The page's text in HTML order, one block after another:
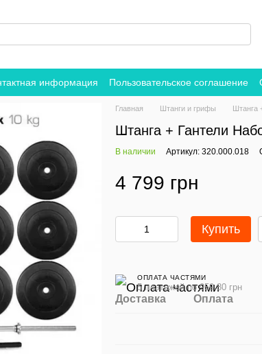
информация Пользовательское соглашение
Главная Штанги и грифы Штанга
Штанга + Гантели
В наличии Артикул: 320.000.018
4 799 грн
Купить
ОПЛАТА ЧАСТЯМИ
5 платежей по 959.80 грн
Доставка Оплата